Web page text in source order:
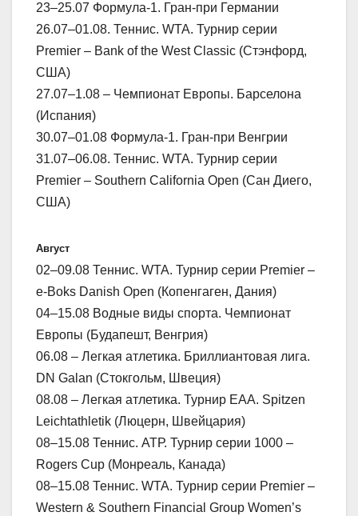
23–25.07 Формула-1. Гран-при Германии
26.07–01.08. Теннис. WTA. Турнир серии
Premier – Bank of the West Classic (Стэнфорд,
США)
27.07–1.08 – Чемпионат Европы. Барселона
(Испания)
30.07–01.08 Формула-1. Гран-при Венгрии
31.07–06.08. Теннис. WTA. Турнир серии
Premier – Southern California Open (Сан Диего,
США)
Август
02–09.08 Теннис. WTA. Турнир серии Premier –
e-Boks Danish Open (Копенгаген, Дания)
04–15.08 Водные виды спорта. Чемпионат
Европы (Будапешт, Венгрия)
06.08 – Легкая атлетика. Бриллиантовая лига.
DN Galan (Стокгольм, Швеция)
08.08 – Легкая атлетика. Турнир ЕАА. Spitzen
Leichtathletik (Люцерн, Швейцария)
08–15.08 Теннис. АТР. Турнир серии 1000 –
Rogers Cup (Монреаль, Канада)
08–15.08 Теннис. WTA. Турнир серии Premier –
Western & Southern Financial Group Women’s